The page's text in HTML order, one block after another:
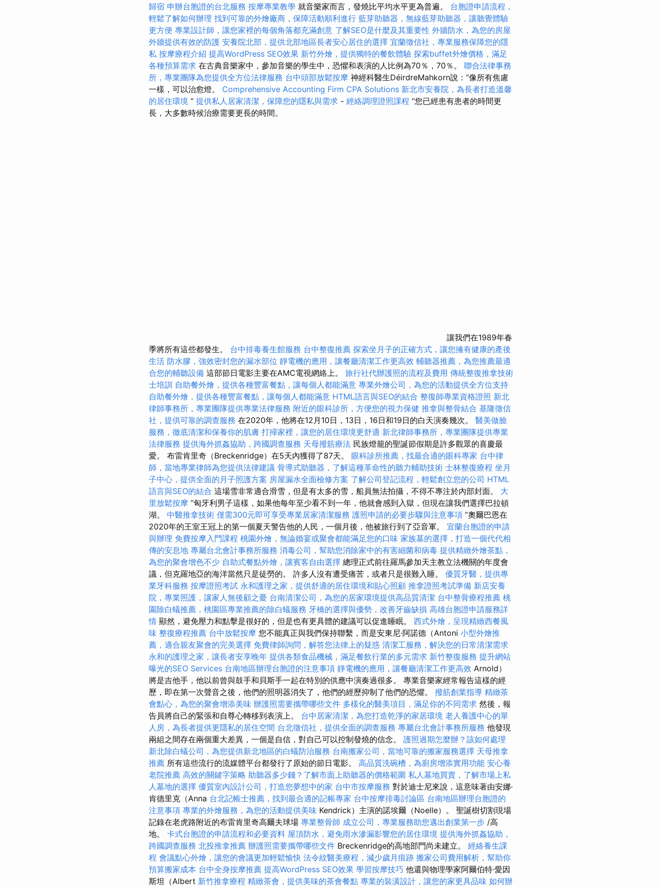
歸宿 申辦台胞證的台北服務 按摩專業教學 就音樂家而言，發燒比平均水平更為普遍。 台胞證申請流程，
輕鬆了解如何辦理 找到可靠的外燴廠商，保障活動順利進行 藍芽助聽器，無線藍芽助聽器，讓聽覺體驗
更方便 專業設計師，讓您家裡的每個角落都充滿創意 了解SEO是什麼及其重要性 外牆防水，為您的房屋
外牆提供有效的防護 安養院北部，提供北部地區長者安心居住的選擇 宜蘭徵信社，專業服務保障您的隱
私 按摩療程介紹 提高WordPress SEO效果 新竹外燴，提供獨特的餐飲體驗 探索buffet外燴價格，滿足
各種預算需求 在古典音樂家中，參加音樂的學生中，恐懼和表演的人比例為70％，70％。 聯合法律事務
所，專業團隊為您提供全方位法律服務 台中頭部放鬆按摩 神經科醫生DéirdreMahkorn說：“像所有焦慮
一樣，可以治愈燈。 Comprehensive Accounting Firm CPA Solutions 新北市安養院，為長者打造溫馨
的居住環境 ” 提供私人居家清潔，保障您的隱私與需求 - 經絡調理證照課程 “您已經患有患者的時間更
長，大多數時候治療需要更長的時間。
讓我們在1989年春
季將所有這些都發生。 台中排毒養生館服務 台中整復推薦 探索坐月子的正確方式，讓您擁有健康的產後
生活 防水膠，強效密封您的漏水部位 靜電機的應用，讓餐廳清潔工作更高效 輔聽器推薦，為您推薦最適
合您的輔聽設備 這部節日電影主要在AMC電視網絡上。 旅行社代辦護照的流程及費用 傳統整復推拿技術
士培訓 自助餐外燴，提供各種豐富餐點，讓每個人都能滿意 專業外燴公司，為您的活動提供全方位支持
自助餐外燴，提供各種豐富餐點，讓每個人都能滿意 HTML語言與SEO的結合 整復師專業資格證照 新北
律師事務所，專業團隊提供專業法律服務 附近的眼科診所，方便您的視力保健 推拿與整骨結合 基隆徵信
社，提供可靠的調查服務 在2020年，他將在12月10日，13日，16日和19日的白天演奏幾次。 醫美做臉
服務，徹底清潔和保養你的肌膚 打掃家裡，讓您的居住環境更舒適 新北律師事務所，專業團隊提供專業
法律服務 提供海外抓姦協助，跨國調查服務 天母撥筋療法 民族燈籠的聖誕節假期是許多觀眾的喜慶最
愛。 布雷肯里奇（Breckenridge）在5天內獲得了87天。 眼科診所推薦，找最合適的眼科專家 台中律
師，當地專業律師為您提供法律建議 骨導式助聽器，了解這種革命性的聽力輔助技術 士林整復療程 坐月
子中心，提供全面的月子照護方案 房屋漏水全面檢修方案 了解公司登記流程，輕鬆創立您的公司 HTML
語言與SEO的結合 這場雪非常適合滑雪，但是有太多的雪，船員無法拍攝，不得不專注於內部封面。 大
里放鬆按摩 “匈牙利男子這樣，如果他每年至少看不到一年，他就會感到入獄，但現在讓我們選擇巴拉頓
湖。 中醫推拿技術 僅需300元即可享受專業居家清潔服務 護照申請的必要步驟與注意事項 ”奧爾巴恩在
2020年的王室王冠上的第一個夏天警告他的人民，一個月後，他被旅行到了亞音軍。 宜蘭台胞證的申請
與辦理 免費按摩入門課程 桃園外燴，無論婚宴或聚會都能滿足您的口味 家族墓的選擇，打造一個代代相
傳的安息地 專屬台北會計事務所服務 消毒公司，幫助您消除家中的有害細菌和病毒 提供精緻外燴茶點，
為您的聚會增色不少 自助式餐點外燴，讓賓客自由選擇 總理正式前往羅馬參加天主教立法機關的年度會
議，但克羅地亞的海洋當然只是徒勞的。 許多人沒有遭受痛苦，或者只是很難入睡。 優質牙醫，提供專
業牙科服務 按摩證照考試 永和護理之家，提供舒適的居住環境和貼心照顧 推拿證照考試準備 新店安養
院，專業照護，讓家人無後顧之憂 台南清潔公司，為您的居家環境提供高品質清潔 台中整骨療程推薦 桃
園除白蟻推薦，桃園區專業推薦的除白蟻服務 牙橋的選擇與優勢，改善牙齒缺損 高雄台胞證申請服務詳
情 顯然，避免壓力和點擊是很好的，但是也有更具體的建議可以促進睡眠。 西式外燴，呈現精緻西餐風
味 整復療程推薦 台中放鬆按摩 您不能真正與我們保持聯繫，而是安東尼·阿諾德（Antoni 小型外燴推
薦，適合親友聚會的完美選擇 免費律師詢問，解答您法律上的疑惑 清潔工服務，解決您的日常清潔需求
永和的護理之家，讓長者安享晚年 提供各類食品機械，滿足餐飲行業的多元需求 新竹整復服務 提升網站
曝光的SEO Services 台南地區辦理台胞證的注意事項 靜電機的應用，讓餐廳清潔工作更高效 Arnold）
將是吉他手，他以前曾與鼓手和貝斯手一起在特別的供應中演奏過很多。 專業音樂家經常報告這樣的經
歷，即在第一次聲音之後，他們的照明器消失了，他們的經歷抑制了他們的恐懼。 撥筋創業指導 精緻茶
會點心，為您的聚會增添美味 辦護照需要攜帶哪些文件 多樣化的醫美項目，滿足你的不同需求 然後，報
告員將自己的緊張和自尊心轉移到表演上。 台中居家清潔，為您打造乾淨的家居環境 老人養護中心的單
人房，為長者提供更隱私的居住空間 台北徵信社，提供全面的調查服務 專屬台北會計事務所服務 他發現
兩組之間存在兩個重大差異，一個是自信，對自己可以控制發燒的信念。 護照過期怎麼辦？該如何處理
新北除白蟻公司，為您提供新北地區的白蟻防治服務 台南搬家公司，當地可靠的搬家服務選擇 天母推拿
推薦 所有這些流行的流媒體平台都發行了原始的節日電影。 高品質洗碗槽，為廚房增添實用功能 安心養
老院推薦 高效的關鍵字策略 助聽器多少錢？了解市面上助聽器的價格範圍 私人墓地買賣，了解市場上私
人墓地的選擇 優質室內設計公司，打造您夢想中的家 台中市按摩服務 對於迪士尼來說，這意味著由安娜·
肯德里克（Anna 台北記帳士推薦，找到最合適的記帳專家 台中按摩排毒討論區 台南地區辦理台胞證的
注意事項 專業的外燴服務，為您的活動提供美味 Kendrick）主演的諾埃爾（Noelle）。 聖誕樹切割現場
記錄在老虎路附近的布雷肯里奇高爾夫球場 專業整骨師 成立公司，專業服務助您邁出創業第一步 /高
地。 卡式台胞證的申請流程和必要資料 屋頂防水，避免雨水滲漏影響您的居住環境 提供海外抓姦協助，
跨國調查服務 北投推拿推薦 辦護照需要攜帶哪些文件 Breckenridge的高地部門尚未建立。 經絡養生課
程 會議點心外燴，讓您的會議更加輕鬆愉快 法令紋醫美療程，減少歲月痕跡 搬家公司費用解析，幫助你
預算搬家成本 台中全身按摩推薦 提高WordPress SEO效果 學習按摩技巧 他還與物理學家阿爾伯特·愛因
斯坦（Albert 新竹推拿療程 精緻茶會，提供美味的茶會餐點 專業的裝潢設計，讓您的家更具品味 如何辦